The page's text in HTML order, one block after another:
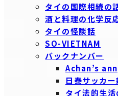
タイの国際相続の
酒と料理の化学反
タイの怪談話
SO-VIETNAM
バックナンバー
Achan’s
日泰サッカ
タイ法的生